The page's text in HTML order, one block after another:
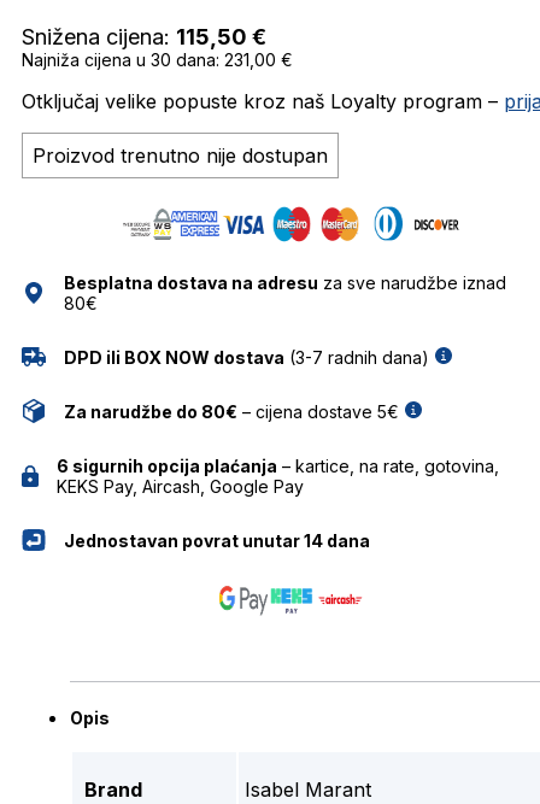
Snižena cijena: 115,50 €
Najniža cijena u 30 dana: 231,00 €
Otključaj velike popuste kroz naš Loyalty program –
Proizvod trenutno nije dostupan
Besplatna dostava na adresu za sve narudžbe iznad
80€
DPD ili BOX NOW dostava (3-7 radnih dana)
Za narudžbe do 80€ – cijena dostave 5€
6 sigurnih opcija plaćanja – kartice, na rate, gotovina,
KEKS Pay, Aircash, Google Pay
Jednostavan povrat unutar 14 dana
Opis
Brand Isabel Marant